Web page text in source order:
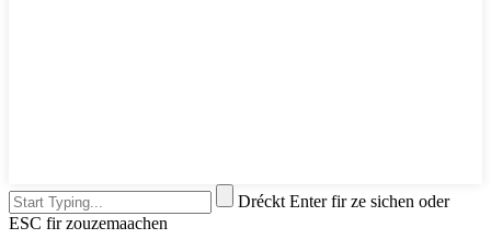
Dréckt Enter fir ze sichen oder
ESC fir zouzemaachen